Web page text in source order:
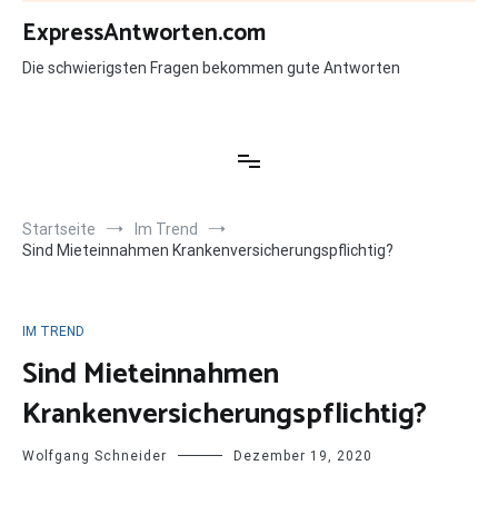
Zum
Inhalt
springen
ExpressAntworten.com
Die schwierigsten Fragen bekommen gute Antworten
Startseite
Im Trend
Sind Mieteinnahmen Krankenversicherungspflichtig?
IM TREND
Sind Mieteinnahmen
Krankenversicherungspflichtig?
Wolfgang Schneider Dezember 19, 2020